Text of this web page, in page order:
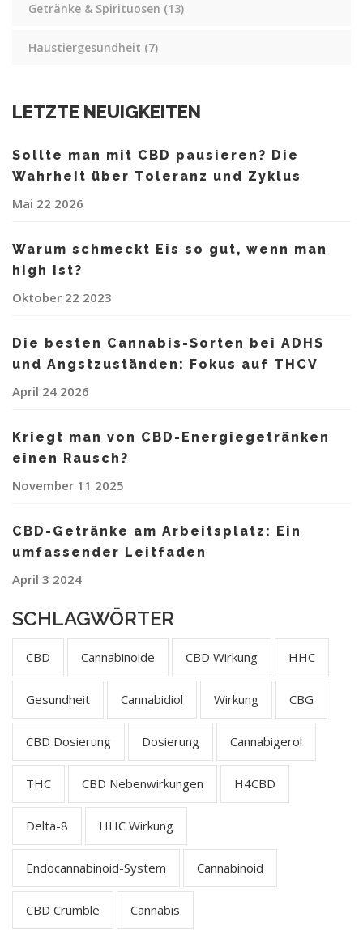
Getränke & Spirituosen (13)
Haustiergesundheit (7)
LETZTE NEUIGKEITEN
Sollte man mit CBD pausieren? Die
Wahrheit über Toleranz und Zyklus
Mai 22 2026
Warum schmeckt Eis so gut, wenn man
high ist?
Oktober 22 2023
Die besten Cannabis-Sorten bei ADHS
und Angstzuständen: Fokus auf THCV
April 24 2026
Kriegt man von CBD-Energiegetränken
einen Rausch?
November 11 2025
CBD-Getränke am Arbeitsplatz: Ein
umfassender Leitfaden
April 3 2024
SCHLAGWÖRTER
CBD Cannabinoide CBD Wirkung HHC
Gesundheit Cannabidiol Wirkung CBG
CBD Dosierung Dosierung Cannabigerol
THC CBD Nebenwirkungen H4CBD
Delta-8 HHC Wirkung
Endocannabinoid-System Cannabinoid
CBD Crumble Cannabis